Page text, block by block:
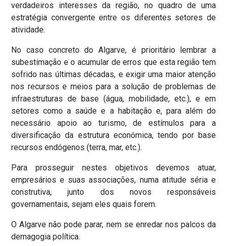
verdadeiros interesses da região, no quadro de uma
estratégia convergente entre os diferentes setores de
atividade.
No caso concreto do Algarve, é prioritário lembrar a
subestimação e o acumular de erros que esta região tem
sofrido nas últimas décadas, e exigir uma maior atenção
nos recursos e meios para a solução de problemas de
infraestruturas de base (água, mobilidade, etc.), e em
setores como a saúde e a habitação e, para além do
necessário apoio ao turismo, de estímulos para a
diversificação da estrutura económica, tendo por base
recursos endógenos (terra, mar, etc.).
Para prosseguir nestes objetivos devemos atuar,
empresários e suas associações, numa atitude séria e
construtiva, junto dos novos responsáveis
governamentais, sejam eles quais forem.
O Algarve não pode parar, nem se enredar nos palcos da
demagogia política.